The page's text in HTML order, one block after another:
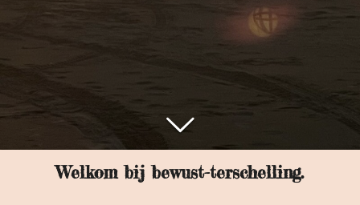
Welkom bij bewust-terschelling.